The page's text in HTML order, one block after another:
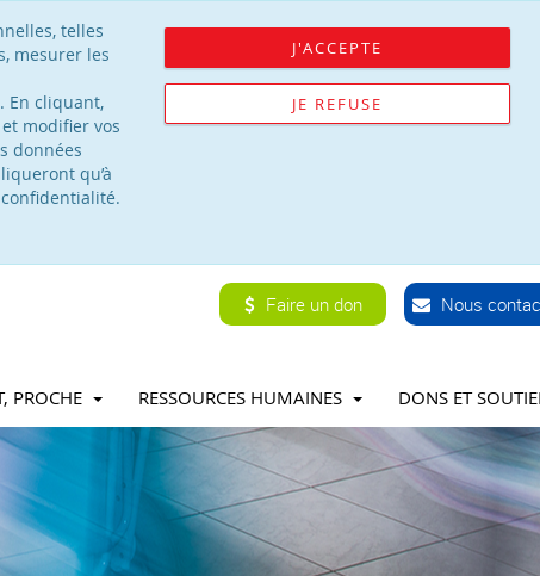
telles
mesurer les
En cliquant,
modifier vos
données
qu’à
J'ACCEPTE
JE REFUSE
Faire un don Nous
PROCHE RESSOURCES HUMAINES DONS ET